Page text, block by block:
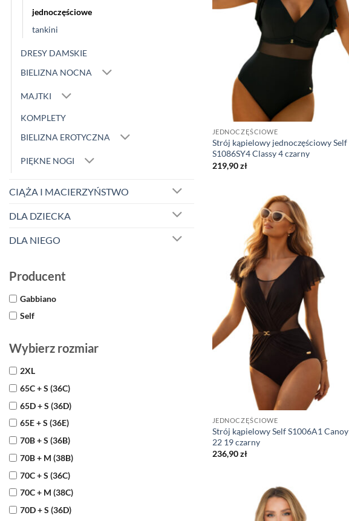
jednoczęściowe
tankini
DRESY DAMSKIE
BIELIZNA NOCNA
MAJTKI
KOMPLETY
BIELIZNA EROTYCZNA
PIĘKNE NOGI
CIĄŻA I MACIERZYŃSTWO
DLA DZIECKA
DLA NIEGO
Producent
Gabbiano
Self
Wybierz rozmiar
2XL
65C + S (36C)
65D + S (36D)
65E + S (36E)
70B + S (36B)
70B + M (38B)
70C + S (36C)
70C + M (38C)
70D + S (36D)
JEDNOCZĘŚCIOWE
Strój kąpielowy jednoczęściowy Self
S1086SY4 Classy 4 czarny
219,90zł
JEDNOCZĘŚCIOWE
Strój kąpielowy Self S1006A1 Canoy
22 19 czarny
236,90zł